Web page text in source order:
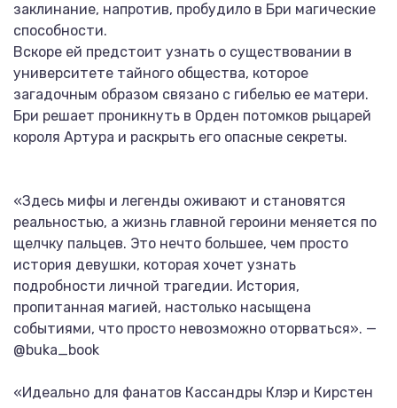
заклинание, напротив, пробудило в Бри магические
способности.
Вскоре ей предстоит узнать о существовании в
университете тайного общества, которое
загадочным образом связано с гибелью ее матери.
Бри решает проникнуть в Орден потомков рыцарей
короля Артура и раскрыть его опасные секреты.
«Здесь мифы и легенды оживают и становятся
реальностью, а жизнь главной героини меняется по
щелчку пальцев. Это нечто большее, чем просто
история девушки, которая хочет узнать
подробности личной трагедии. История,
пропитанная магией, настолько насыщена
событиями, что просто невозможно оторваться». —
@buka_book
«Идеально для фанатов Кассандры Клэр и Кирстен